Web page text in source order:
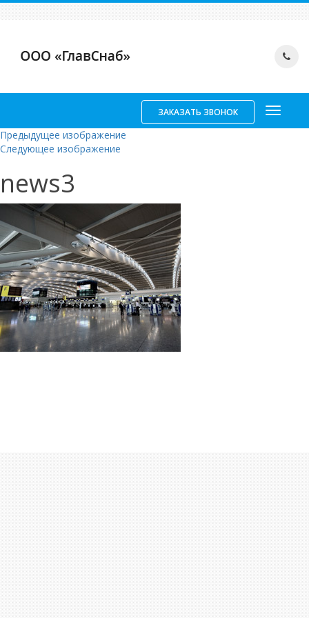
ЗАКАЗАТЬ ЗВОНОК
Предыдущее изображение
Следующее изображение
news3